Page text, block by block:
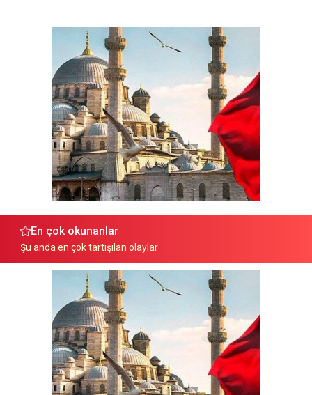
En çok okunanlar
Şu anda en çok tartışılan olaylar